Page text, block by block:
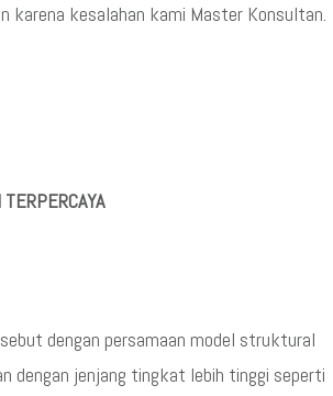
karena kesalahan kami Master Konsultan.
dengan persamaan model struktural
dengan jenjang tingkat lebih tinggi seperti